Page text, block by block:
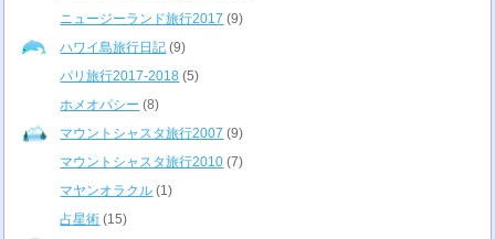
ニュージーランド旅行2017 (9)
ハワイ島旅行日記 (9)
パリ旅行2017-2018 (5)
ホメオパシー (8)
マウントシャスタ旅行2007 (9)
マウントシャスタ旅行2010 (7)
マヤンオラクル (1)
占星術 (15)